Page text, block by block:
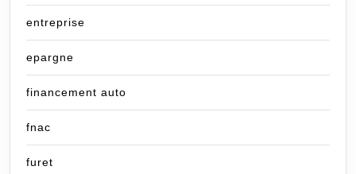
entreprise
epargne
financement auto
fnac
furet